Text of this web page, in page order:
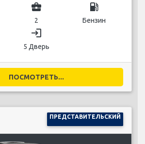
business_center
2
local_gas_station
Бензин
login
5 Дверь
ПОСМОТРЕТЬ...
ПРЕДСТАВИТЕЛЬСКИЙ